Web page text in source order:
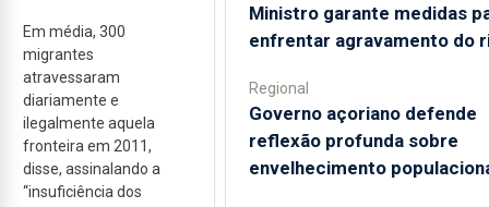
Em média, 300
migrantes
atravessaram
diariamente e
ilegalmente aquela
fronteira em 2011,
disse, assinalando a
“insuficiência dos
Ministro garante medidas
enfrentar agravamento do
Regional
Governo açoriano defende
reflexão profunda sobre
envelhecimento